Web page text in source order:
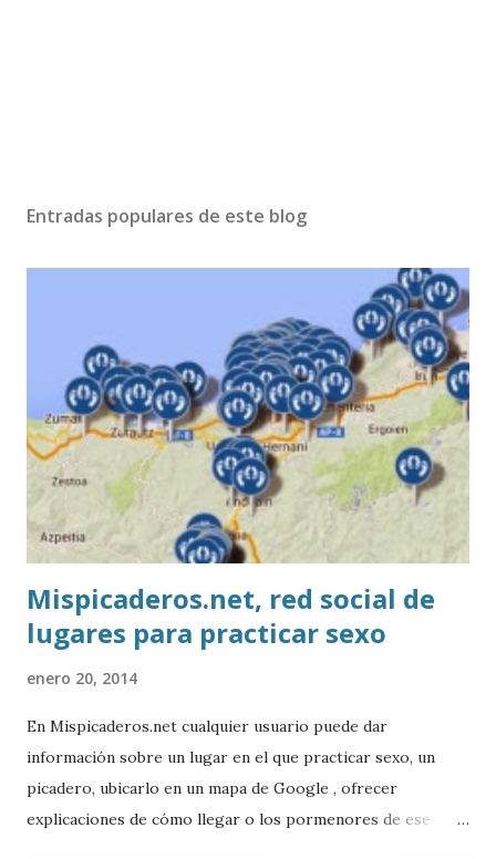
Entradas populares de este blog
Mispicaderos.net, red social de
lugares para practicar sexo
enero 20, 2014
En Mispicaderos.net cualquier usuario puede dar
información sobre un lugar en el que practicar sexo, un
picadero, ubicarlo en un mapa de Google , ofrecer
explicaciones de cómo llegar o los pormenores de ese